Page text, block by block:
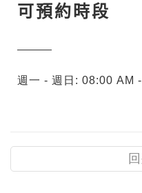
可預約時段
週一 - 週日: 08:00 AM